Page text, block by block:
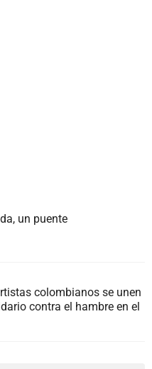
un puente
colombianos se unen
contra el hambre en el